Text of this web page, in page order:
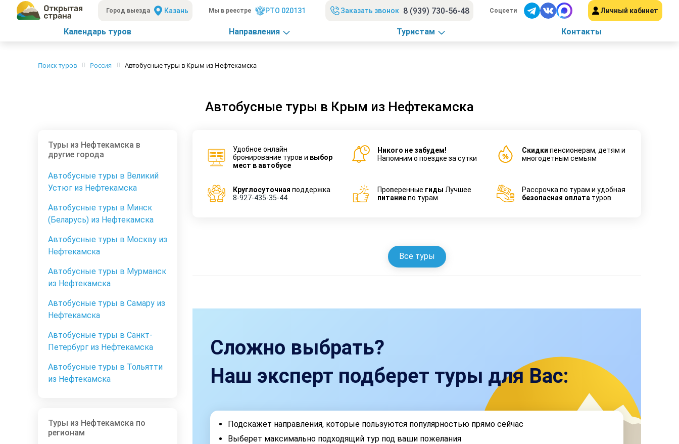
Город выезда Казань Мы в реестре РТО 020131 Заказать звонок 8 (939) 730-56-48 Соцсети Личный кабинет
Календарь туров Направления Туристам Контакты
Поиск туров Россия Автобусные туры в Крым из Нефтекамска
Автобусные туры в Крым из Нефтекамска
Туры из Нефтекамска в
другие города
Автобусные туры в Великий
Устюг из Нефтекамска
Автобусные туры в Минск
(Беларусь) из Нефтекамска
Автобусные туры в Москву из
Нефтекамска
Автобусные туры в Мурманск
из Нефтекамска
Автобусные туры в Самару из
Нефтекамска
Автобусные туры в Санкт-
Петербург из Нефтекамска
Автобусные туры в Тольятти
из Нефтекамска
Туры из Нефтекамска по
регионам
Удобное онлайн
бронирование туров и выбор
мест в автобусе
Никого не забудем!
Напомним о поездке за сутки
Cкидки пенсионерам, детям и
многодетным семьям
Круглосуточная поддержка
8-927-435-35-44
Проверенные гиды Лучшее
питаниепо турам
Рассрочка по турам и удобная
безопасная оплата туров
Все туры
Сложно выбрать?
Наш эксперт подберет туры для Вас:
Подскажет направления, которые пользуются популярностью прямо сейчас
Выберет максимально подходящий тур под ваши пожелания